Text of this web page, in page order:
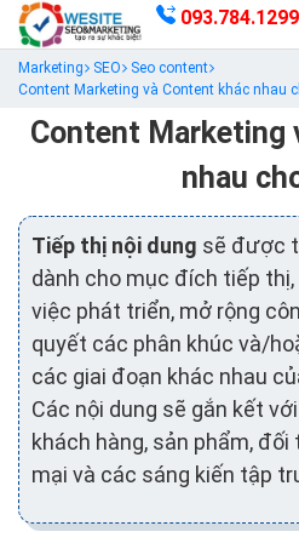
093.784.1299
Marketing SEO
Seo content
Content Marketing và Content khác nhau
Content Marketing
nhau
Tiếp thị nội dung sẽ được
dành cho mục đích tiếp
việc phát triển, mở rộng
quyết các phân khúc và/
các giai đoạn khác nhau
Các nội dung sẽ gắn kết
khách hàng, sản phẩm,
mại và các sáng kiến tập